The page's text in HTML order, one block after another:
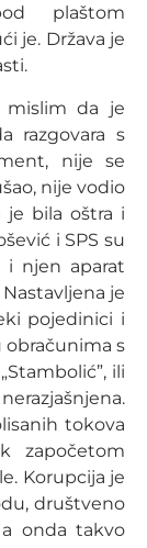
plaštom
je. Država je
mislim da je
razgovara s
nije se
nije vodio
je bila oštra i
i SPS su
i njen aparat
je
pojedinici i
obračunima s
ili
tokova
započetom
Korupcija je
društveno
onda takvo